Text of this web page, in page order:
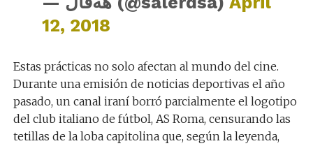
12, 2018
Estas prácticas no solo afectan al mundo del cine.
Durante una emisión de noticias deportivas el año
pasado, un canal iraní borró parcialmente el logotipo
del club italiano de fútbol, AS Roma, censurando las
tetillas de la loba capitolina que, según la leyenda,